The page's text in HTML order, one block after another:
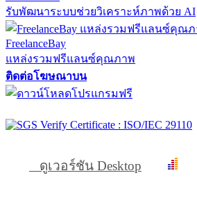
รับพัฒนาระบบช่วยวิเคราะห์ภาพด้วย AI
FreelanceBay
แหล่งรวมฟรีแลนซ์คุณภาพ
ติดต่อโฆษณาบน
ดูเวอร์ชัน Desktop